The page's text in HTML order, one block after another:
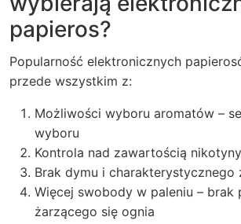
papieros?
Popularność elektronicznych
przede wszystkim z:
Możliwości wyboru aromatów –
wyboru
Kontrola nad zawartością nikotyny
Brak dymu i charakterystycznego
Więcej swobody w paleniu – brak
żarzącego się ognia